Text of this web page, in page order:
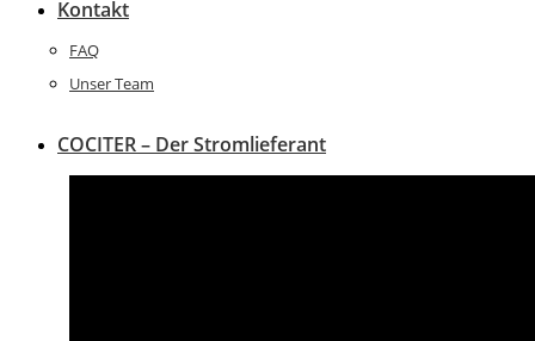
Kontakt
FAQ
Unser Team
COCITER – Der Stromlieferant